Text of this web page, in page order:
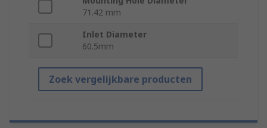
71.42 mm
Inlet Diameter
60.5mm
Zoek vergelijkbare producten